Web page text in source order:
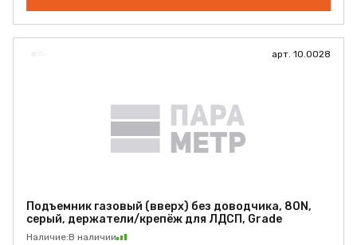
арт. 10.0028
Подъемник газовый (вверх) без доводчика, 80N,
серый, держатели/крепёж для ЛДСП, Grade
Наличие:В наличии